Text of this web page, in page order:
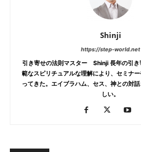
Shinji
https://step-world.net
引き寄せの法則マスター Shinji 長年の引き
範なスピリチュアルな理解により、セミナ
ってきた。エイブラハム、セス、神との対
しい。